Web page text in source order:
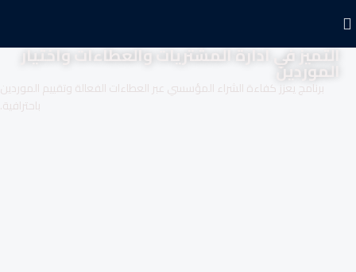
التميز في ادارة المشتريات والعطاءات واختيار
الموردين
برنامج يعزز كفاءة الشراء المؤسسي عبر العطاءات الفعالة وتقييم الموردين
باحترافية.